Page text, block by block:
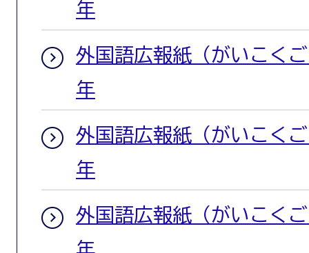
年
外国語広報紙（がいこく
年
外国語広報紙（がいこく
年
外国語広報紙（がいこく
年